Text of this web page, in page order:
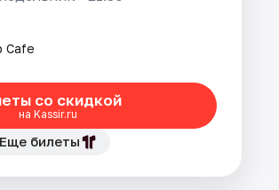
Cafe
со скидкой
на Kassir.ru
Еще билеты